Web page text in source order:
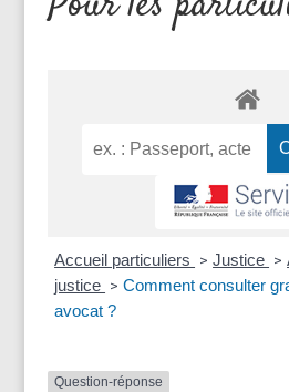
Accueil particuliers > Justice >
justice > Comment consulter
avocat ?
Question-réponse